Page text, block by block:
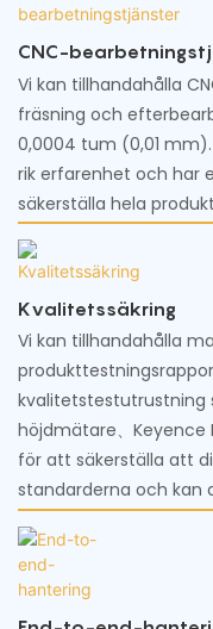
CNC-
Vi kan tillhandahålla
fräsning och
0,0004 tum (0,01
rik erfarenhet och har
säkerställa hela
Kvalitetssäkring
Vi kan tillhandahålla
kvalitetstestutrustning
höjdmätare、
för att säkerställa att
standarderna och kan